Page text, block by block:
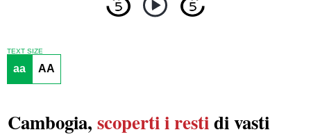
TEXT SIZE
aa AA
Cambogia, scopertii restidi vasti